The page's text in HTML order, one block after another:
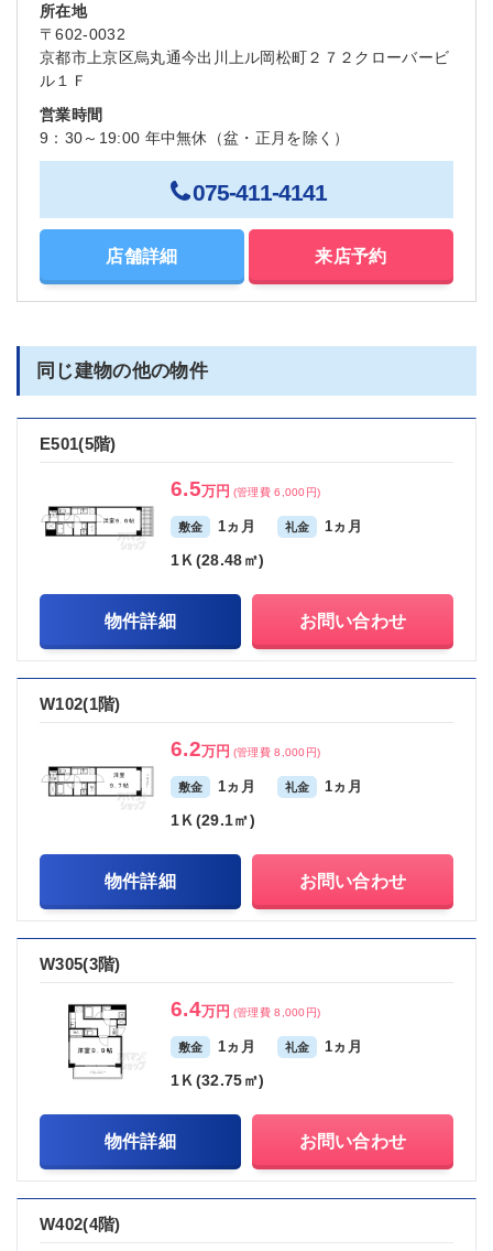
所在地
〒602-0032
京都市上京区烏丸通今出川上ル岡松町２７２クローバービ
ル１Ｆ
営業時間
9：30～19:00 年中無休（盆・正月を除く）
075-411-4141
店舗詳細 来店予約
同じ建物の他の物件
E501(5階)
6.5万円 (管理費 6,000円)
敷金 1ヵ月 礼金 1ヵ月
1Ｋ(28.48㎡)
物件詳細 お問い合わせ
W102(1階)
6.2万円 (管理費 8,000円)
敷金 1ヵ月 礼金 1ヵ月
1Ｋ(29.1㎡)
物件詳細 お問い合わせ
W305(3階)
6.4万円 (管理費 8,000円)
敷金 1ヵ月 礼金 1ヵ月
1Ｋ(32.75㎡)
物件詳細 お問い合わせ
W402(4階)